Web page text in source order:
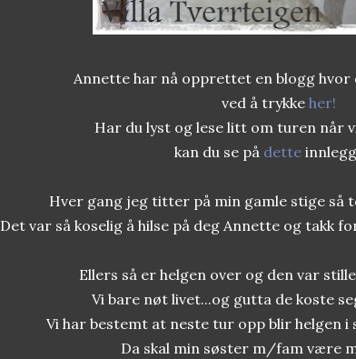
Annette har nå opprettet en blogg hvor
ved å trykke her!
Har du lyst og lese litt om turen når
kan du se på dette
Hver gang jeg titter på min gamle stige så
Det var så koselig å hilse på deg Annette og takk
Ellers så er helgen over og den var
Vi bare nøt livet...og gutta de koste
Vi har bestemt at neste tur opp blir helgen
Da skal min søster m/fam være